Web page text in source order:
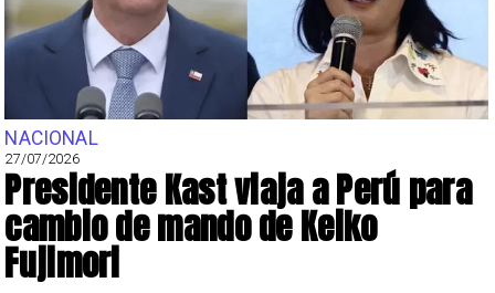
NACIONAL
27/07/2026
Presidente Kast viaja a Perú para
cambio de mando de Keiko
Fujimori